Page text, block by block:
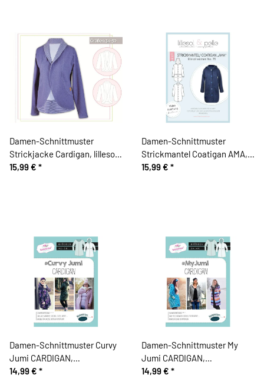
Damen-Schnittmuster
Strickjacke Cardigan, lillesol
women No.29
15,99 € *
Damen-Schnittmuster
Strickmantel Coatigan AMA,
lillesol women No.75
15,99 € *
Damen-Schnittmuster Curvy
Jumi CARDIGAN,
Blaubeerstern
14,99 € *
Damen-Schnittmuster My
Jumi CARDIGAN,
Blaubeerstern
14,99 € *